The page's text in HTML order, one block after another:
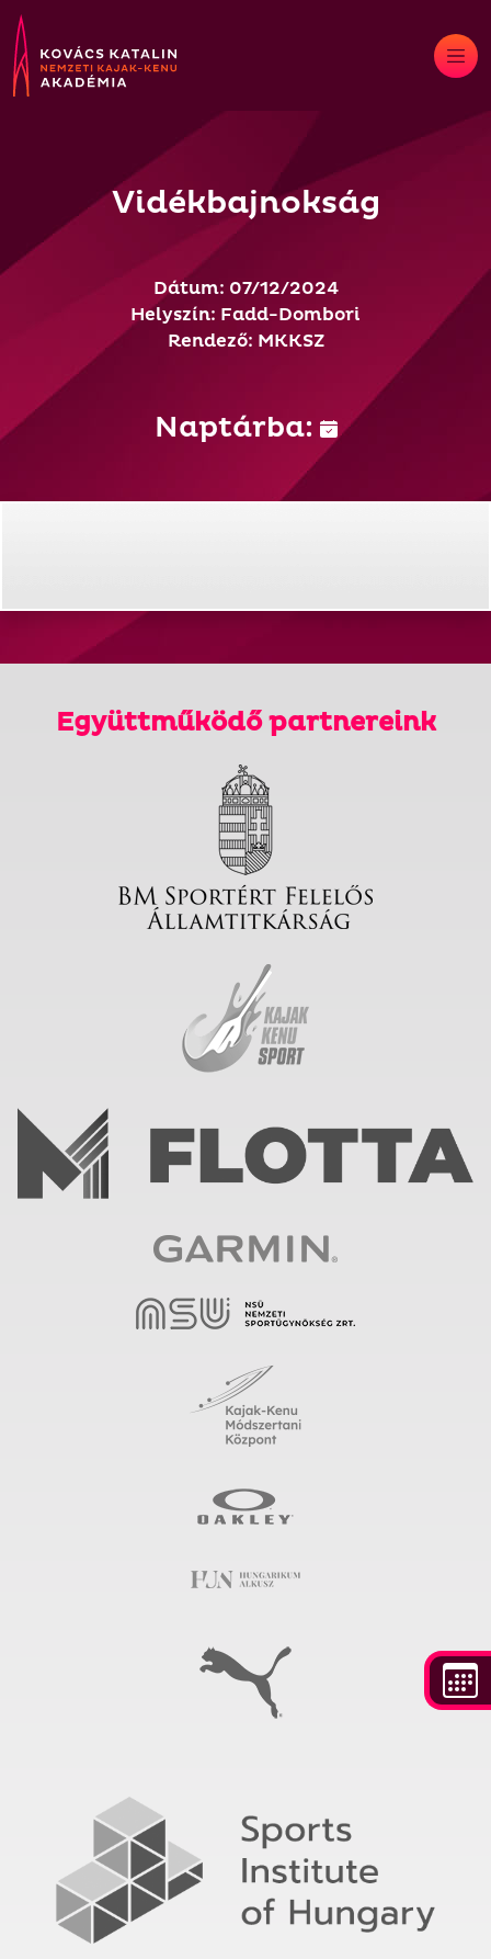
Skip
to
content
Vidékbajnokság
Dátum: 07/12/2024
Helyszín: Fadd-Dombori
Rendező: MKKSZ
Naptárba:
Együttműködő partnereink